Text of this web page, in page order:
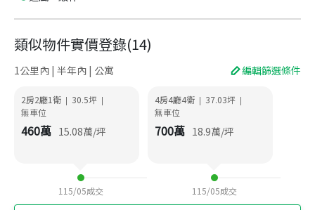
類似物件實價登錄(14)
1公里內 | 半年內 | 公寓 編輯篩選條件
2房2廳1衛 | 30.5坪 |
無車位
460萬 15.08萬/坪
115/05成交
4房4廳4衛 | 37.03坪 |
無車位
700萬 18.9萬/坪
115/05成交